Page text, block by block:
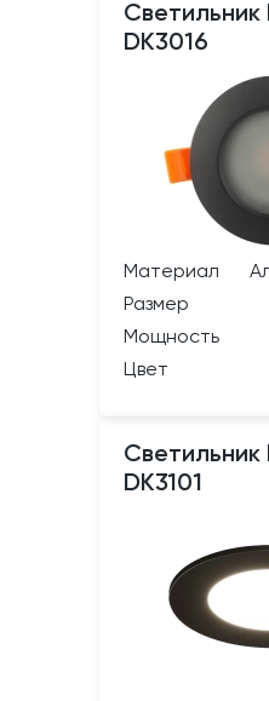
Светильник
DK3016
Материал
Размер
Мощность
Цвет
Светильник
DK3101